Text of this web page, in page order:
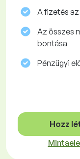
A fizetés
Az összes
bontása
Pénzügyi
Hozz